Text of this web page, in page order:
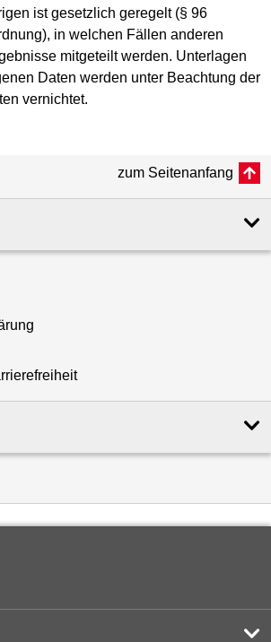
ist gesetzlich geregelt (§ 96
in welchen Fällen anderen
mitgeteilt werden. Unterlagen
Daten werden unter Beachtung der
vernichtet.
zum Seitenanfang